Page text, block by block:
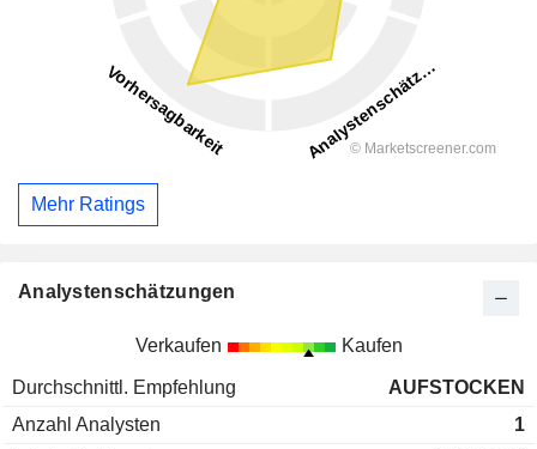
Mehr Ratings
Analystenschätzungen
Verkaufen Kaufen
Durchschnittl. Empfehlung
AUFSTOCKEN
Anzahl Analysten
1